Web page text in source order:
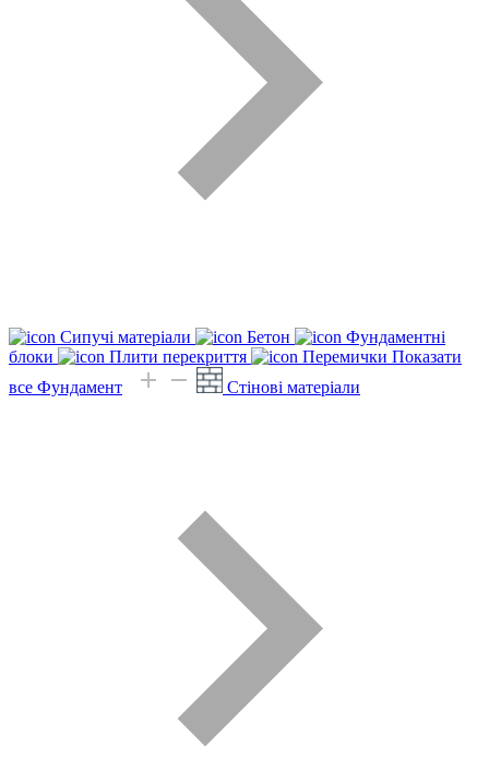
Сипучі матеріали Бетон
Фундаментні
блоки
Плити перекриття Перемички Показати
все Фундамент
Стінові матеріали